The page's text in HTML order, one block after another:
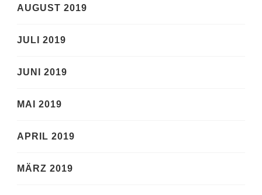
AUGUST 2019
JULI 2019
JUNI 2019
MAI 2019
APRIL 2019
MÄRZ 2019